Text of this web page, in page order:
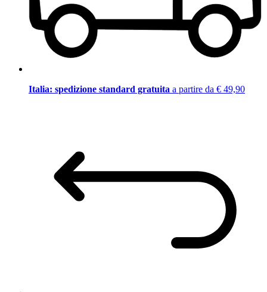
Italia: spedizione standard gratuita a partire da € 49,90